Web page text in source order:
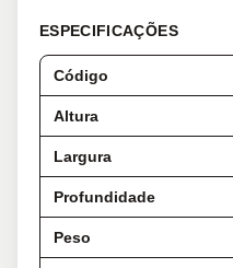
ESPECIFICAÇÕES
Código
Altura
Largura
Profundidade
Peso